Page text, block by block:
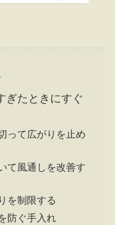
ぎたときにすぐ
って広がりを止め
て風通しを改善す
を制限する
防ぐ手入れ